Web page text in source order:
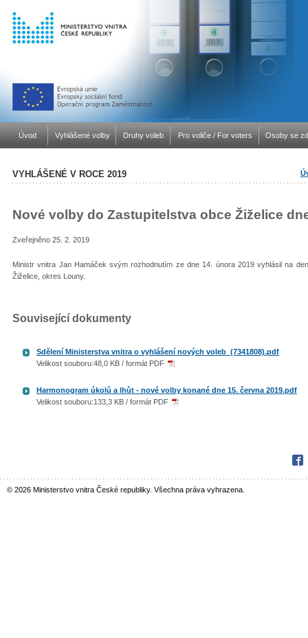
Úvod Vyhlášené volby Druhy voleb Pro voliče / For voters Osoby se
VYHLÁŠENÉ V ROCE 2019
Nové volby do Zastupitelstva obce Žiželice
Zveřejněno 25. 2. 2019
Ministr vnitra Jan Hamáček svým rozhodnutím ze dne 14. února 2019 vyhlásil na
Žiželice, okres Louny.
Související dokumenty
Sdělení Ministerstva vnitra o vyhlášení nových voleb_(7341808).pdf
Velikost souboru:48,0 KB / formát PDF
Harmonogram úkolů a lhůt - nové volby konané dne 15. června 2019.pdf
Velikost souboru:133,3 KB / formát PDF
© 2026 Ministerstvo vnitra České republiky. Všechna práva vyhrazena.